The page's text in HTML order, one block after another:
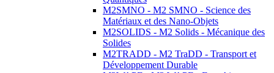
M2SMNO - M2 SMNO - Science des
Matériaux et des Nano-Objets
M2SOLIDS - M2 Solids - Mécanique des
Solides
M2TRADD - M2 TraDD - Transport et
Développement Durable